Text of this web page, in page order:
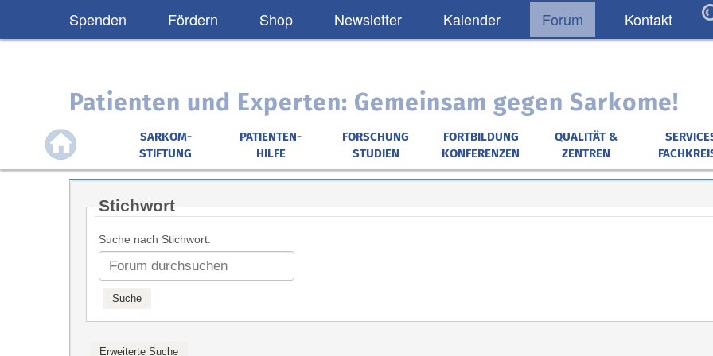
Spenden Fördern Shop Newsletter Kalender Forum Kontakt
Patienten und Experten: Gemeinsam gegen Sarkome!
SARKOM-
STIFTUNG
PATIENTEN-
HILFE
FORSCHUNG
STUDIEN
FORTBILDUNG
KONFERENZEN
QUALITÄT &
ZENTREN
Stichwort
Suche nach Stichwort: